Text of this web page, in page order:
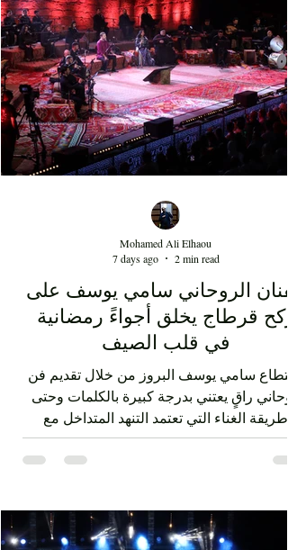
du public et de l'intégration durable du rap au
de la scène artistique nationale, depuis
au moins 15 ans. Au-delà de la performance
l'artiste Kaso, cette soirée au Théâtre d'été de
الروحاني سامي يوسف على
ركح قرطاج يخلق أجواءً رمضانية
في قلب الصيف
سامي يوسف البروز من خلال تقديم فن
راقٍ يعتني بدرجة كبيرة بالكلمات وحتى
يوسف ليس متقوقعاً على الهوية الشرقية بل
صوتا منفتحا على العالمية من خلال عناصر
Mohamed Ali Elhaou
7 days ago
2 min read